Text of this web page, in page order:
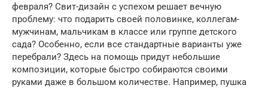
февраля? Свит-дизайн с успехом решает вечную
проблему: что подарить своей половинке, коллегам-
мужчинам, мальчикам в классе или группе детского
сада? Особенно, если все стандартные варианты уже
перебрали? Здесь на помощь придут небольшие
композиции, которые быстро собираются своими
руками даже в большом количестве. Например, пушка